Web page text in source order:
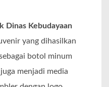
Dinas Kebudayaan
yang dihasilkan
botol minum
menjadi media